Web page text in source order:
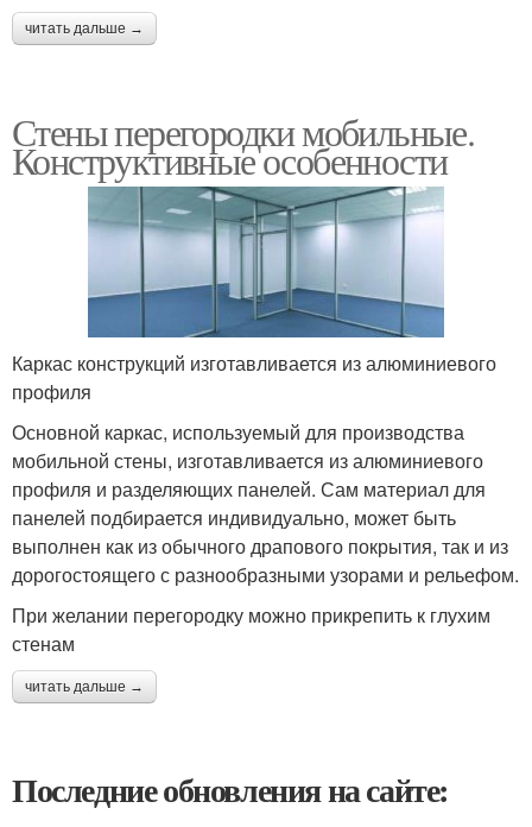
читать дальше →
Стены перегородки мобильные.
Конструктивные особенности
Каркас конструкций изготавливается из алюминиевого
профиля
Основной каркас, используемый для производства
мобильной стены, изготавливается из алюминиевого
профиля и разделяющих панелей. Сам материал для
панелей подбирается индивидуально, может быть
выполнен как из обычного драпового покрытия, так и из
дорогостоящего с разнообразными узорами и рельефом.
При желании перегородку можно прикрепить к глухим
стенам
читать дальше →
Последние обновления на сайте: